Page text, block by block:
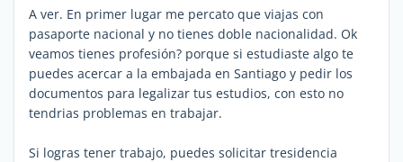
A ver. En primer lugar me percato que viajas con
pasaporte nacional y no tienes doble nacionalidad. Ok
veamos tienes profesión? porque si estudiaste algo te
puedes acercar a la embajada en Santiago y pedir los
documentos para legalizar tus estudios, con esto no
tendrias problemas en trabajar.
Si logras tener trabajo, puedes solicitar tresidencia